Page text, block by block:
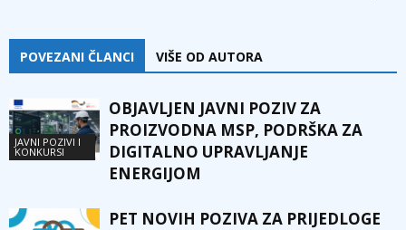
POVEZANI ČLANCI VIŠE OD AUTORA
JAVNI POZIVI I
KONKURSI
OBJAVLJEN JAVNI POZIV ZA
PROIZVODNA MSP, PODRŠKA ZA
DIGITALNO UPRAVLJANJE
ENERGIJOM
PET NOVIH POZIVA ZA PRIJEDLOGE